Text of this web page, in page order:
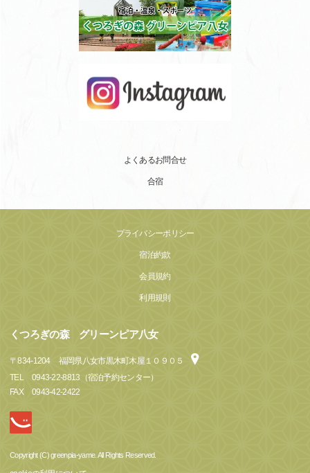
よくあるお問合せ
合宿
プライバシーポリシー
宿泊約款
会員規約
利用規則
くつろぎの森 グリーンピア八女
〒834-1204
福岡県八女市黒木町木屋１０９０５
TEL
0943-22-8813（宿泊予約センター）
FAX
0943-42-2422
Copyright (C) greenpia-yame. All Rights Reserved.